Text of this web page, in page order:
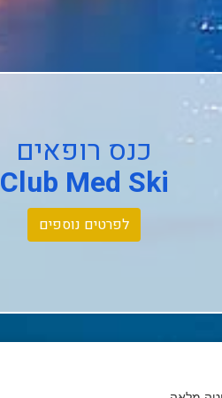
כנס רופאים
Club Med Ski
לפרטים נוספים